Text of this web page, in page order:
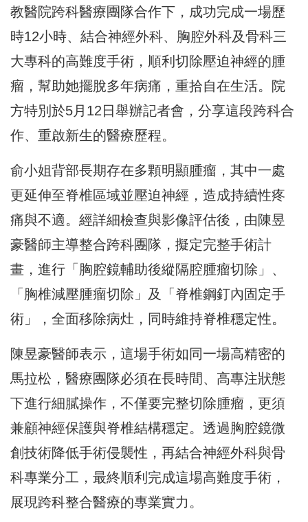
教醫院跨科醫療團隊合作下，成功完成一場歷
時12小時、結合神經外科、胸腔外科及骨科三
大專科的高難度手術，順利切除壓迫神經的腫
瘤，幫助她擺脫多年病痛，重拾自在生活。院
方特別於5月12日舉辦記者會，分享這段跨科合
作、重啟新生的醫療歷程。
俞小姐背部長期存在多顆明顯腫瘤，其中一處
更延伸至脊椎區域並壓迫神經，造成持續性疼
痛與不適。經詳細檢查與影像評估後，由陳昱
豪醫師主導整合跨科團隊，擬定完整手術計
畫，進行「胸腔鏡輔助後縱隔腔腫瘤切除」、
「胸椎減壓腫瘤切除」及「脊椎鋼釘內固定手
術」，全面移除病灶，同時維持脊椎穩定性。
陳昱豪醫師表示，這場手術如同一場高精密的
馬拉松，醫療團隊必須在長時間、高專注狀態
下進行細膩操作，不僅要完整切除腫瘤，更須
兼顧神經保護與脊椎結構穩定。透過胸腔鏡微
創技術降低手術侵襲性，再結合神經外科與骨
科專業分工，最終順利完成這場高難度手術，
展現跨科整合醫療的專業實力。